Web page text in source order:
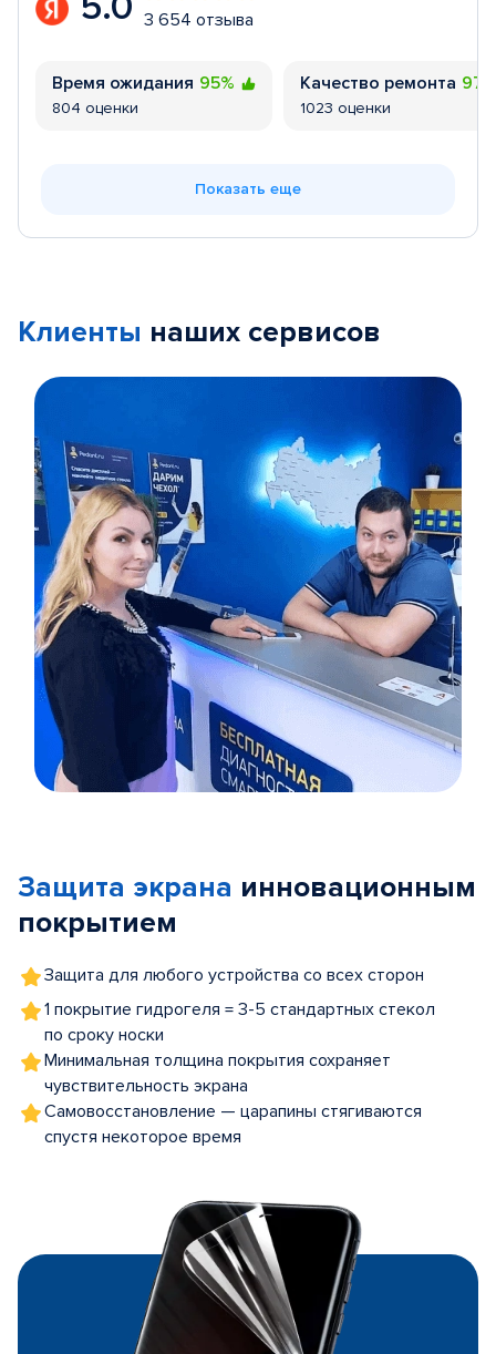
3 654 отзыва
Время ожидания 95%
804 оценки
Качество ремонта
1023 оценки
Показать еще
Клиенты наших сервисов
5
Защита экрана инновационным
покрытием
Защита для любого устройства со всех сторон
1 покрытие гидрогеля = 3-5 стандартных стекол
по сроку носки
Минимальная толщина покрытия сохраняет
чувствительность экрана
Самовосстановление — царапины стягиваются
спустя некоторое время